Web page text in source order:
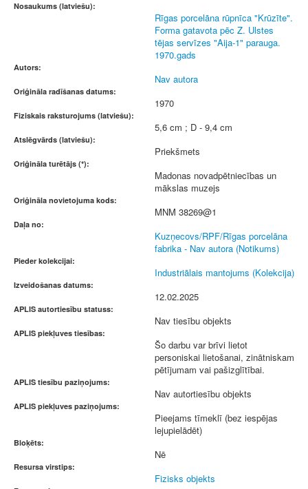
Nosaukums (latviešu):
Rīgas porcelāna rūpnīca "Krūzīte".
Forma gatavota pēc Z. Ulstes
tējas servīzes "Aija-1" parauga.
1970.gads
Autors:
Nav autora
Oriģināla radīšanas datums:
1970
Fiziskais raksturojums (latviešu):
5,6 cm ; D - 9,4 cm
Atslēgvārds (latviešu):
Priekšmets
Oriģināla turētājs (*):
Madonas novadpētniecības un
mākslas muzejs
Oriģināla novietojuma kods:
MNM 38269@1
Daļa no:
Kuzņecovs/RPF/Rīgas porcelāna
fabrika - Nav autora (Notikums)
Pieder kolekcijai:
Industriālais mantojums (Kolekcija)
Izveidošanas datums:
12.02.2025
APLIS autortiesību statuss:
Nav tiesību objekts
APLIS piekļuves tiesības:
Šo darbu var brīvi lietot
personiskai lietošanai, zinātniskam
pētījumam vai pašizglītībai.
APLIS tiesību paziņojums:
Nav autortiesību objekts
APLIS piekļuves paziņojums:
Pieejams tīmeklī (bez iespējas
lejupielādēt)
Bloķēts:
Nē
Resursa virstips:
Fizisks objekts